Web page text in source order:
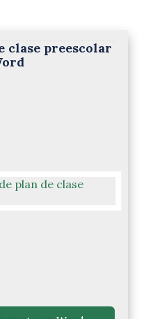
clase preescolar